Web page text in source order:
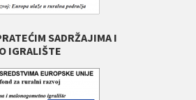
SADRŽAJIMA I
IGRALIŠTE